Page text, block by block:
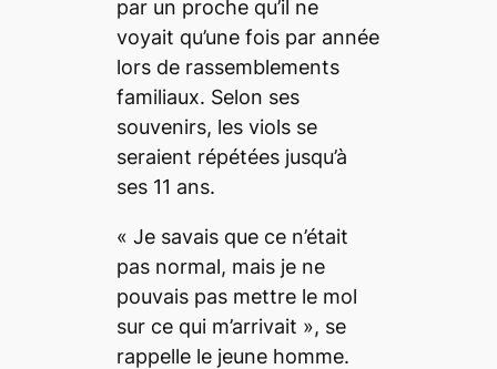
par un proche qu’il ne
voyait qu’une fois par année
lors de rassemblements
familiaux. Selon ses
souvenirs, les viols se
seraient répétées jusqu’à
ses 11 ans.
« Je savais que ce n’était
pas normal, mais je ne
pouvais pas mettre le mol
sur ce qui m’arrivait », se
rappelle le jeune homme.